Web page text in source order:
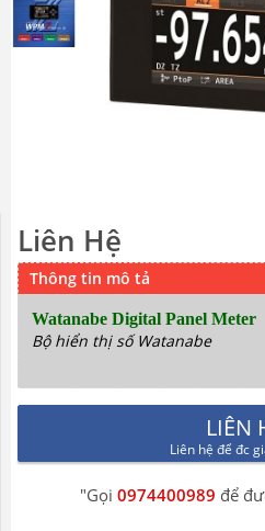
Liên Hệ
Thông tin mô tả
Watanabe Digital Panel Meter
Bộ hiển thị số Watanabe
LIÊN
Liên hệ để đc
"Gọi 0974400989 để